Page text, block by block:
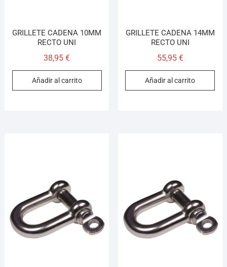
GRILLETE CADENA 10MM
RECTO UNI
38,95€
Añadir al carrito
GRILLETE CADENA 14MM
RECTO UNI
55,95 €
Añadir al carrito